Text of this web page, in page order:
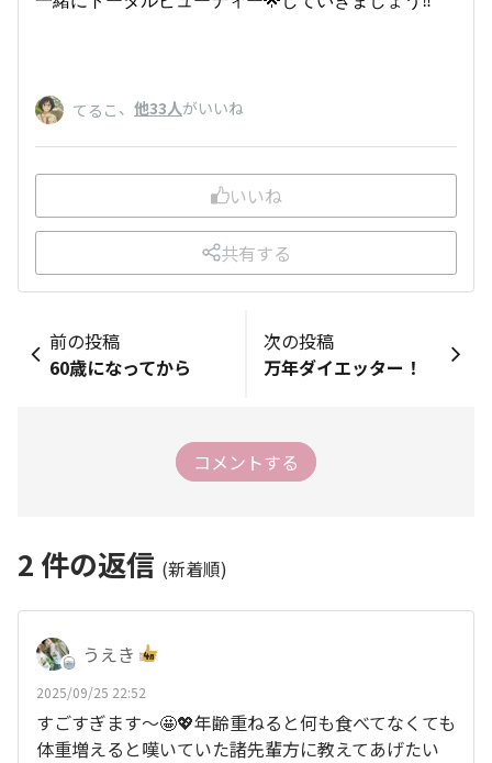
てるこ 、 他33人がいいね
いいね
共有する
前の投稿
60歳になってから
次の投稿
万年ダイエッター！
コメントする
2 件の返信 (新着順)
うえき
2025/09/25 22:52
すごすぎます〜🤩💖年齢重ねると何も食べてなくても
体重増えると嘆いていた諸先輩方に教えてあげたい